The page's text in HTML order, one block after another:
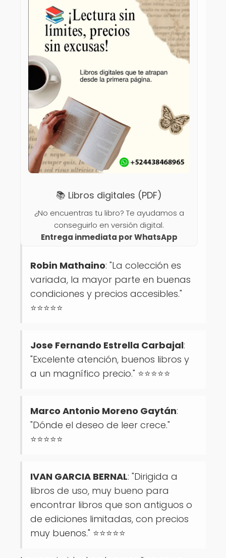
📚 Libros digitales (PDF)
¿No encuentras tu libro? Te ayudamos a
conseguirlo en versión digital.
Entrega inmediata por WhatsApp
Robin Mathaino: "La colección es
variada, la mayor parte en buenas
condiciones y precios accesibles."
⭐⭐⭐⭐⭐
Jose Fernando Estrella Carbajal:
"Excelente atención, buenos libros y
a un magnífico precio." ⭐⭐⭐⭐⭐
Marco Antonio Moreno Gaytán:
"Dónde el deseo de leer crece."
⭐⭐⭐⭐⭐
IVAN GARCIA BERNAL: "Dirigida a
libros de uso, muy bueno para
encontrar libros que son antiguos o
de ediciones limitadas, con precios
muy buenos." ⭐⭐⭐⭐⭐